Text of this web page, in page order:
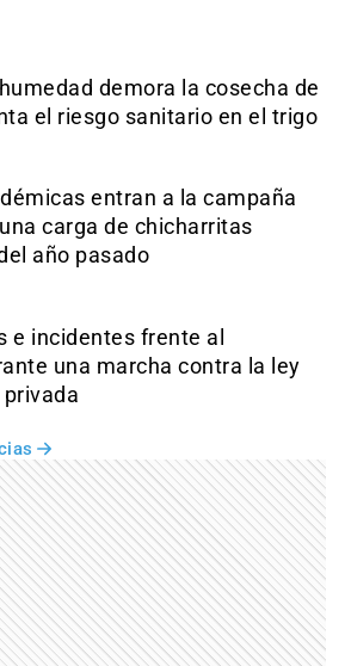
demora la cosecha de
el riesgo sanitario en el trigo
entran a la campaña
carga de chicharritas
año pasado
e incidentes frente al
una marcha contra la ley